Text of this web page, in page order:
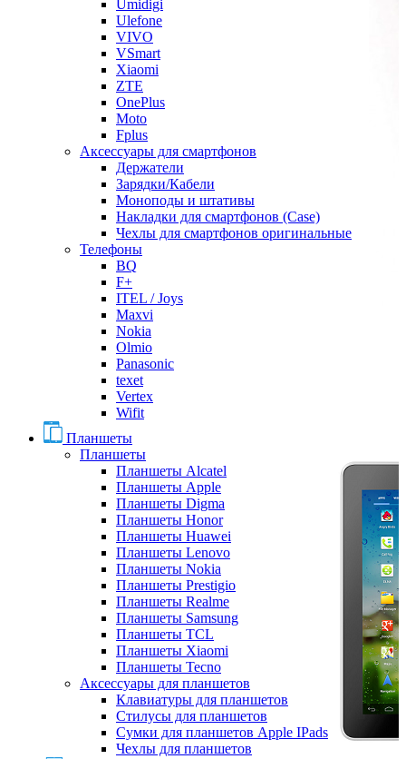
Umidigi
Ulefone
VIVO
VSmart
Xiaomi
ZTE
OnePlus
Moto
Fplus
Аксессуары для смартфонов
Держатели
Зарядки/Кабели
Моноподы и штативы
Накладки для смартфонов (Case)
Чехлы для смартфонов оригинальные
Телефоны
BQ
F+
ITEL / Joys
Maxvi
Nokia
Olmio
Panasonic
texet
Vertex
Wifit
Планшеты
Планшеты
Планшеты Alcatel
Планшеты Apple
Планшеты Digma
Планшеты Honor
Планшеты Huawei
Планшеты Lenovo
Планшеты Nokia
Планшеты Prestigio
Планшеты Realme
Планшеты Samsung
Планшеты TCL
Планшеты Xiaomi
Планшеты Tecno
Аксессуары для планшетов
Клавиатуры для планшетов
Стилусы для планшетов
Сумки для планшетов Apple IPads
Чехлы для планшетов